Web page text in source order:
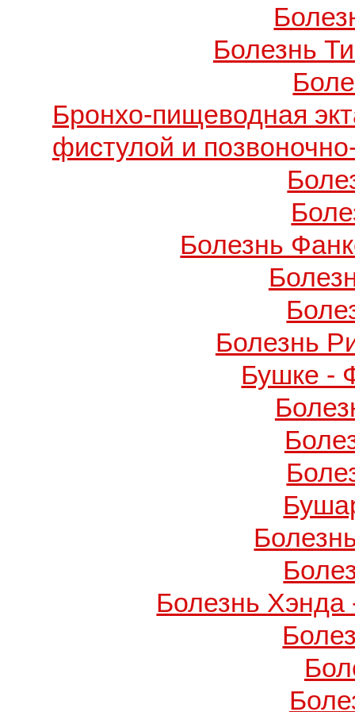
Болезнь
Бронхо-пищеводная
фистулой и
Болезнь
Болезнь
Бушке -
Болезнь